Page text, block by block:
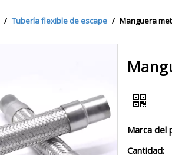
/ Tubería flexible de escape / Manguera
Marca del
Cantidad: